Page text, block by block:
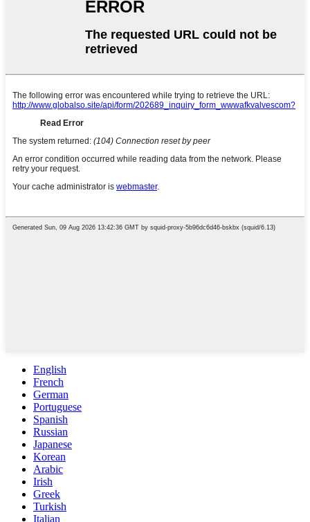
English
French
German
Portuguese
Spanish
Russian
Japanese
Korean
Arabic
Irish
Greek
Turkish
Italian